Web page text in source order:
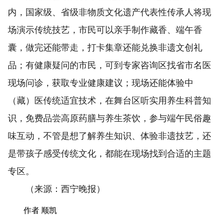
内，国家级、省级非物质文化遗产代表性传承人将现
场演示传统技艺，市民可以亲手制作藏香、端午香
囊，做完还能带走，打卡集章还能兑换非遗文创礼
品；有健康疑问的市民，可到专家咨询区找省市名医
现场问诊，获取专业健康建议；现场还能体验中
（藏）医传统适宜技术，在舞台区听实用养生科普知
识，免费品尝高原药膳与养生茶饮，参与端午民俗趣
味互动，不管是想了解养生知识、体验非遗技艺，还
是带孩子感受传统文化，都能在现场找到合适的主题
专区。
（来源：西宁晚报）
作者 顺凯